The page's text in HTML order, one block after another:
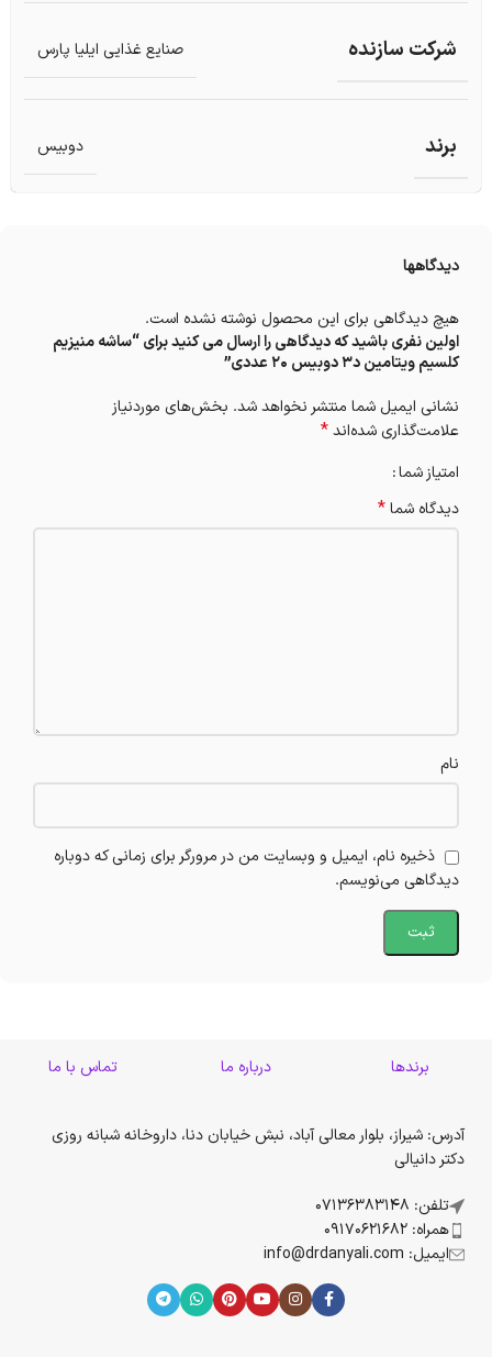
شرکت سازنده صنایع غذایی ایلیا پارس
برند دوبیس
دیدگاهها
هیچ دیدگاهی برای این محصول نوشته نشده است.
اولین نفری باشید که دیدگاهی را ارسال می کنید برای “ساشه منیزیم
کلسیم ویتامین د۳ دوبیس 20 عددی”
نشانی ایمیل شما منتشر نخواهد شد. بخش‌های موردنیاز
علامت‌گذاری شده‌اند*
امتیاز شما
دیدگاه شما*
نام
ذخیره نام، ایمیل و وبسایت من در مرورگر برای زمانی که دوباره
دیدگاهی می‌نویسم.
برندها درباره ما تماس با ما
آدرس: شیراز، بلوار معالی آباد، نبش خیابان دنا، داروخانه شبانه روزی
دکتر دانیالی
تلفن: 07136383148
همراه: 09170621682
ایمیل: info@drdanyali.com